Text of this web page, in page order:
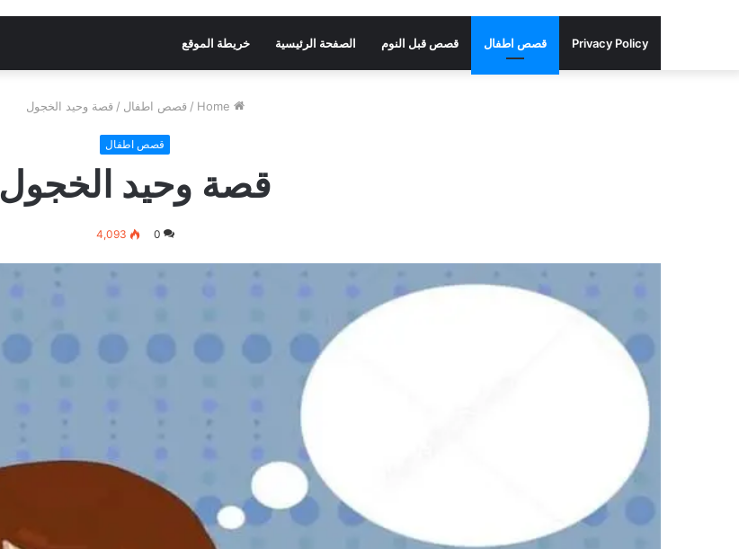
Privacy Policy قصص اطفال قصص قبل النوم الصفحة الرئيسية خريطة الموقع
/ قصص اطفال / قصة وحيد الخجول
قصص اطفال
قصة وحيد الخجول
0
4,093